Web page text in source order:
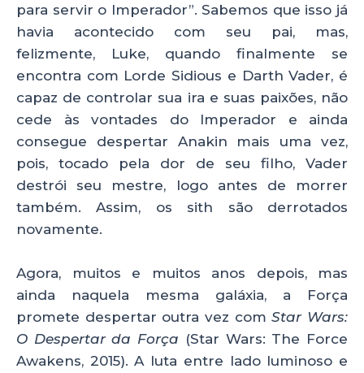
para servir o Imperador”. Sabemos que isso já
havia acontecido com seu pai, mas,
felizmente, Luke, quando finalmente se
encontra com Lorde Sidious e Darth Vader, é
capaz de controlar sua ira e suas paixões, não
cede às vontades do Imperador e ainda
consegue despertar Anakin mais uma vez,
pois, tocado pela dor de seu filho, Vader
destrói seu mestre, logo antes de morrer
também. Assim, os sith são derrotados
novamente.
Agora, muitos e muitos anos depois, mas
ainda naquela mesma galáxia, a Força
promete despertar outra vez comStar Wars:
O Despertar da Força (Star Wars: The Force
Awakens, 2015). A luta entre lado luminoso e